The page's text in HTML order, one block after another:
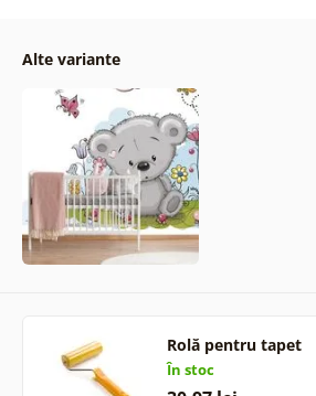
Alte variante
Rolă pentru tapet
În stoc